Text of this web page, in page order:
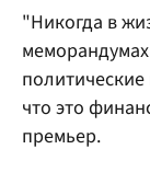
"Никогда в
что это
премьер.